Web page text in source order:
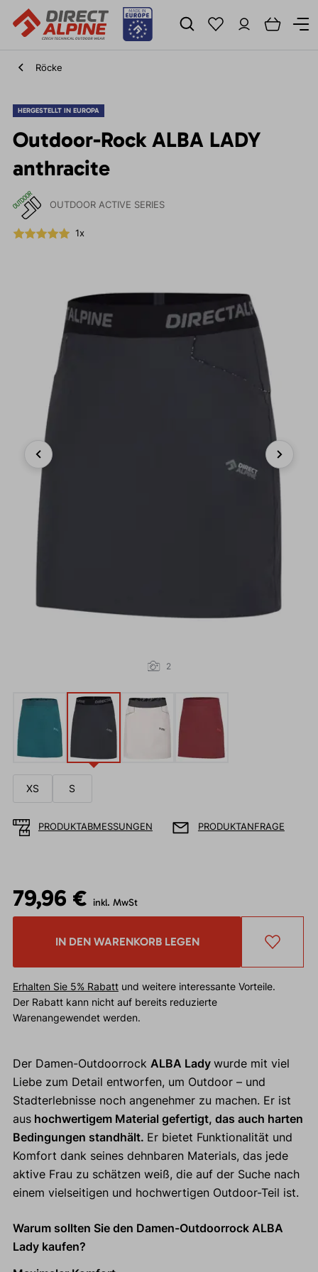
Röcke
HERGESTELLT IN EUROPA
Outdoor-Rock ALBA LADY
anthracite
OUTDOOR ACTIVE SERIES
1x
Previous Next
2
XS S
PRODUKTABMESSUNGEN PRODUKTANFRAGE
79,96 € inkl. MwSt
IN DEN WARENKORB LEGEN
Erhalten Sie 5% Rabattund weitere interessante Vorteile.
Der Rabatt kann nicht auf bereits reduzierte
Warenangewendet werden.
Der Damen-Outdoorrock ALBA Lady wurde mit viel
Liebe zum Detail entworfen, um Outdoor – und
Stadterlebnisse noch angenehmer zu machen. Er ist
aushochwertigem Material gefertigt, das auch harten
Bedingungen standhält. Er bietet Funktionalität und
Komfort dank seines dehnbaren Materials, das jede
aktive Frau zu schätzen weiß, die auf der Suche nach
einem vielseitigen und hochwertigen Outdoor-Teil ist.
Warum sollten Sie den Damen-Outdoorrock ALBA
Lady kaufen?